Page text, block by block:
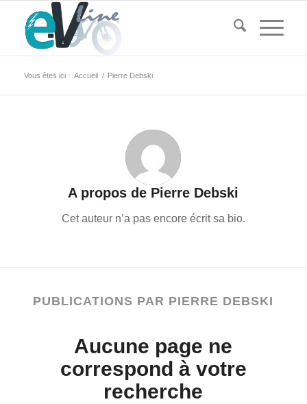
Vous êtes ici : Accueil / Pierre Debski
A propos de Pierre Debski
Cet auteur n’a pas encore écrit sa bio.
PUBLICATIONS PAR PIERRE DEBSKI
Aucune page ne
correspond à votre
recherche